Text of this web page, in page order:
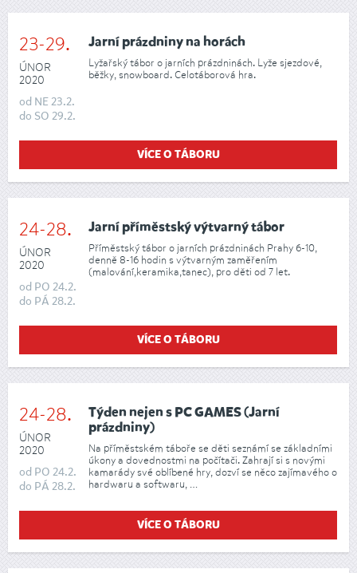
23-29.
ÚNOR
2020
od NE23.2.
do SO 29.2.
Jarní prázdniny na horách
Lyžařský tábor o jarních prázdninách. Lyže sjezdové,
běžky, snowboard. Celotáborová hra.
VÍCE O TÁBORU
24-28.
ÚNOR
2020
od PO 24.2.
do PÁ 28.2.
Jarní příměstský výtvarný tábor
Příměstský tábor o jarních prázdninách Prahy 6-10,
denně 8-16 hodin s výtvarným zaměřením
(malování,keramika,tanec), pro děti od 7 let.
VÍCE O TÁBORU
24-28.
ÚNOR
2020
od PO 24.2.
do PÁ 28.2.
Týden nejen s PC GAMES (Jarní
prázdniny)
Na příměstském táboře se děti seznámí se základními
úkony a dovednostmi na počítači. Zahrají si s novými
kamarády své oblíbené hry, dozví se něco zajímavého o
hardwaru a softwaru, …
VÍCE O TÁBORU